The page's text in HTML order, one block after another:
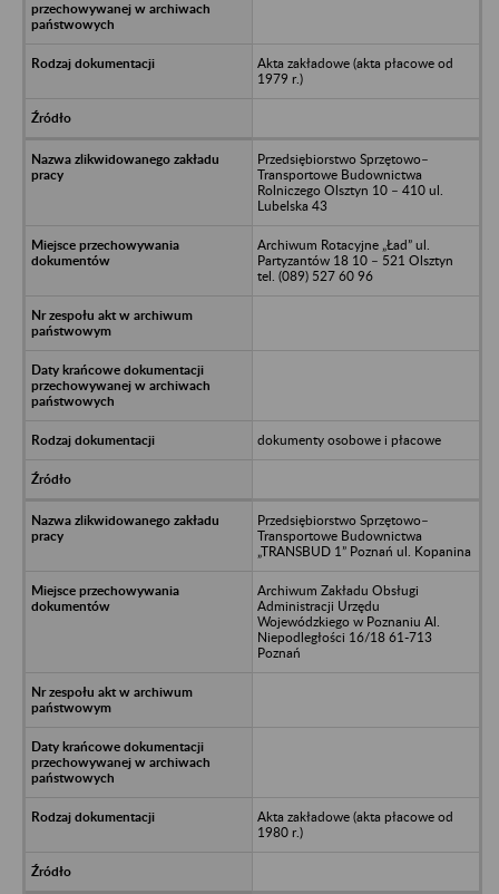
Akta zakładowe (akta płacowe od
1979 r.)
Przedsiębiorstwo Sprzętowo–
Transportowe Budownictwa
Rolniczego Olsztyn 10 – 410 ul.
Lubelska 43
Archiwum Rotacyjne „Ład” ul.
Partyzantów 18 10 – 521 Olsztyn
tel. (089) 527 60 96
dokumenty osobowe i płacowe
Przedsiębiorstwo Sprzętowo–
Transportowe Budownictwa
„TRANSBUD 1” Poznań ul. Kopanina
Archiwum Zakładu Obsługi
Administracji Urzędu
Wojewódzkiego w Poznaniu Al.
Niepodległości 16/18 61-713
Poznań
Akta zakładowe (akta płacowe od
1980 r.)